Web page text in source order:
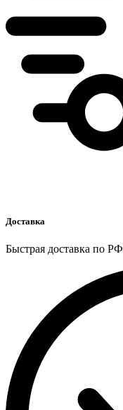
Доставка
Быстрая доставка по РФ